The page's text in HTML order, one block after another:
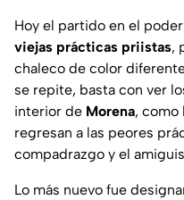
Hoy el partido en el
viejas prácticas priistas,
chaleco de color
se repite, basta con ver
interior de Morena, como
regresan a las peores
compadrazgo y el
Lo más nuevo fue